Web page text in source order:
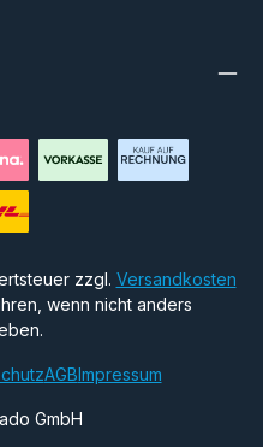
zzgl. Versandkosten
wenn nicht anders
GmbH
AGBImpressum